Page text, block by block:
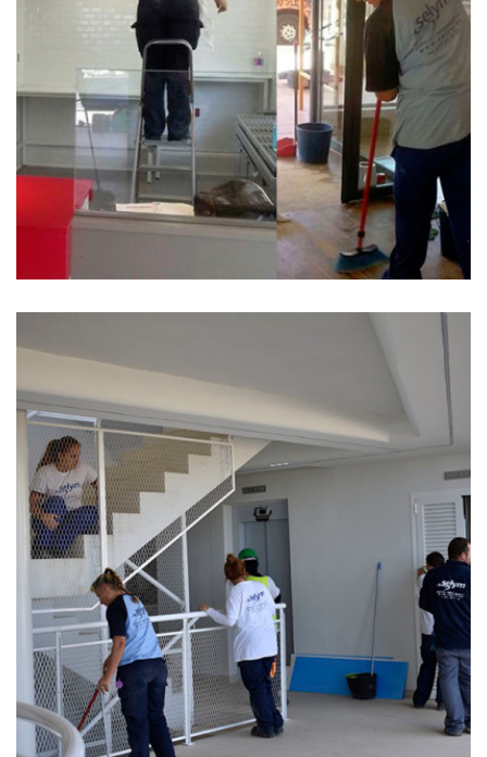
Obras 8
Particulares y Empresas 1